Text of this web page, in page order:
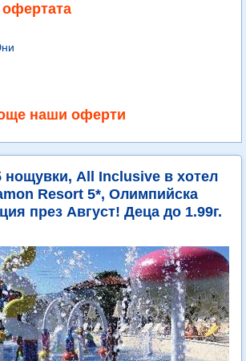
офертата
наши оферти
нощувки, All Inclusive в хотел
Resort 5*, Олимпийска
през Август! Деца до 1.99г.